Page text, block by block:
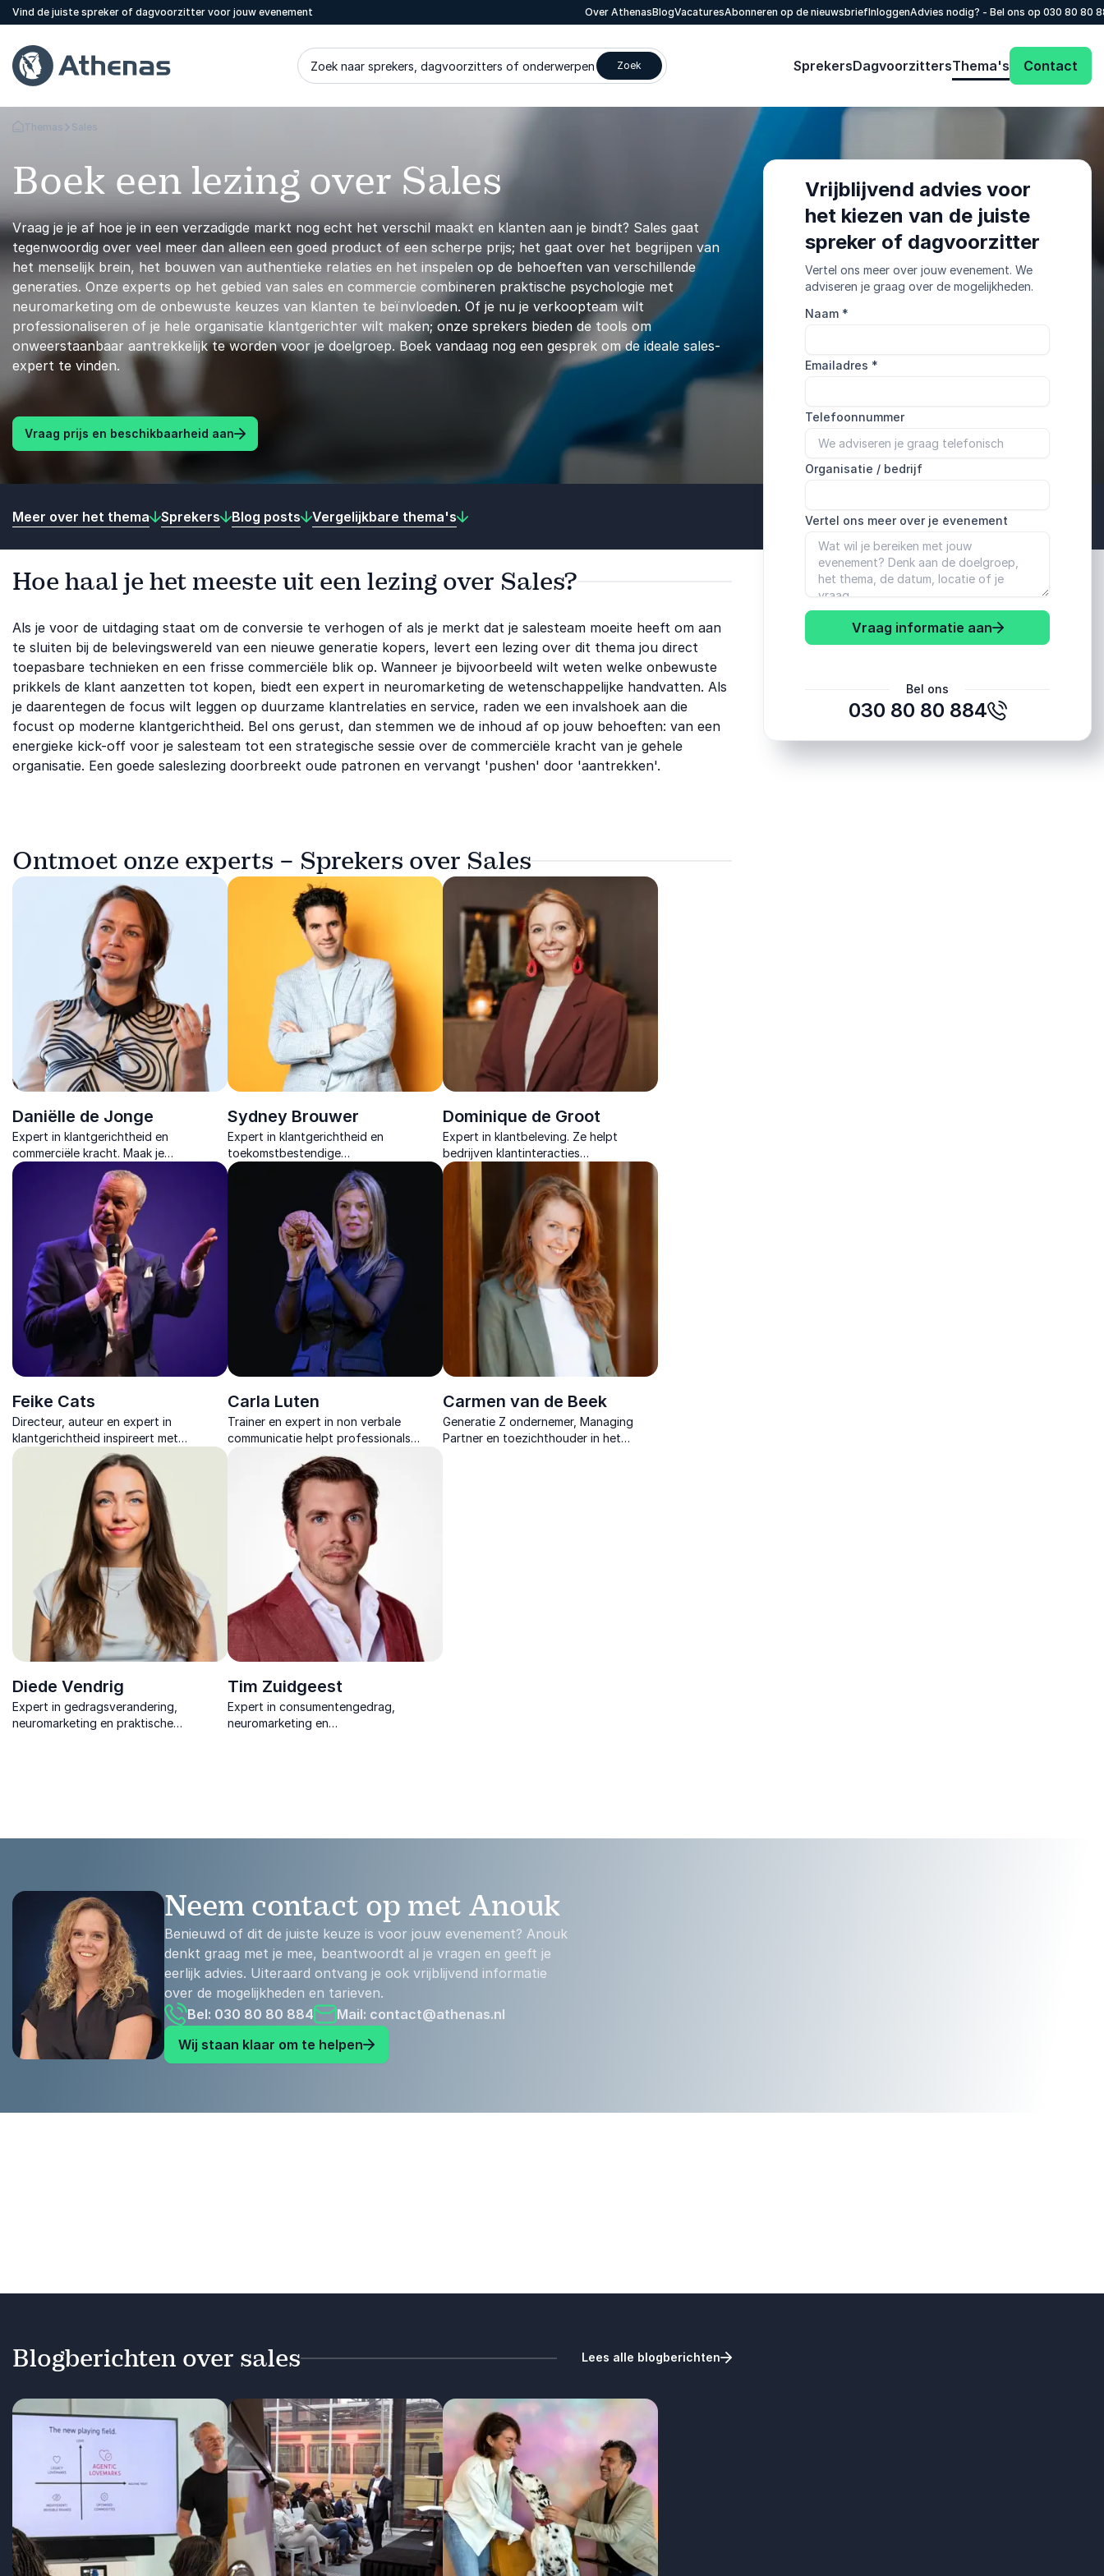
Vind de juiste spreker of dagvoorzitter voor jouw evenement Over AthenasBlogVacaturesAbonneren op de nieuwsbriefInloggenAdvies nodig? - Bel ons op 030 80 80
Zoek naar sprekers, dagvoorzitters of onderwerpen Zoek SprekersDagvoorzittersThema's Contact
Terug naar de startpagina
Themas Sales
Boek een lezing over Sales
Vraag je je af hoe je in een verzadigde markt nog echt het verschil maakt en klanten aan je bindt? Sales gaat
tegenwoordig over veel meer dan alleen een goed product of een scherpe prijs; het gaat over het begrijpen van
het menselijk brein, het bouwen van authentieke relaties en het inspelen op de behoeften van verschillende
generaties. Onze experts op het gebied van sales en commercie combineren praktische psychologie met
neuromarketing om de onbewuste keuzes van klanten te beïnvloeden. Of je nu je verkoopteam wilt
professionaliseren of je hele organisatie klantgerichter wilt maken; onze sprekers bieden de tools om
onweerstaanbaar aantrekkelijk te worden voor je doelgroep. Boek vandaag nog een gesprek om de ideale sales-
expert te vinden.
Vraag prijs en beschikbaarheid aan
Vrijblijvend advies voor
het kiezen van de juiste
spreker of dagvoorzitter
Vertel ons meer over jouw evenement. We
adviseren je graag over de mogelijkheden.
Naam *
Emailadres *
Telefoonnummer
Organisatie / bedrijf
Vertel ons meer over je evenement
Vraag informatie aan
Bel ons
030 80 80 884
Meer over het thema Sprekers Blog posts Vergelijkbare thema's
Hoe haal je het meeste uit een lezing over Sales?
Als je voor de uitdaging staat om de conversie te verhogen of als je merkt dat je salesteam moeite heeft om aan
te sluiten bij de belevingswereld van een nieuwe generatie kopers, levert een lezing over dit thema jou direct
toepasbare technieken en een frisse commerciële blik op. Wanneer je bijvoorbeeld wilt weten welke onbewuste
prikkels de klant aanzetten tot kopen, biedt een expert in neuromarketing de wetenschappelijke handvatten. Als
je daarentegen de focus wilt leggen op duurzame klantrelaties en service, raden we een invalshoek aan die
focust op moderne klantgerichtheid. Bel ons gerust, dan stemmen we de inhoud af op jouw behoeften: van een
energieke kick-off voor je salesteam tot een strategische sessie over de commerciële kracht van je gehele
organisatie. Een goede saleslezing doorbreekt oude patronen en vervangt 'pushen' door 'aantrekken'.
Ontmoet onze experts – Sprekers over Sales
Daniëlle de Jonge
Expert in klantgerichtheid en
commerciële kracht. Maak je
organisatie onweerstaanbaar
Sydney Brouwer
Expert in klantgerichtheid en
toekomstbestendige
organisatiecultuur. Hij helpt
organisaties klantgerichter en
wendbaarder te worden.
Dominique de Groot
Expert in klantbeleving. Ze helpt
bedrijven klantinteracties
transformeren in onvergetelijke
ervaringen die zorgen voor loyaliteit en
commerciële groei.
Feike Cats
Directeur, auteur en expert in
klantgerichtheid inspireert met
praktische inzichten over
enthousiasme, werkplezier en service
die direct tot actie leiden.
Carla Luten
Trainer en expert in non verbale
communicatie helpt professionals
gedrag en signalen beter begrijpen
voor meer impact en sterkere
verbinding
Carmen van de Beek
Generatie Z ondernemer, Managing
Partner en toezichthouder in het
Diede Vendrig
Expert in gedragsverandering,
neuromarketing en praktische
Tim Zuidgeest
Expert in consumentengedrag,
neuromarketing en
Neem contact op met Anouk
Benieuwd of dit de juiste keuze is voor jouw evenement? Anouk
denkt graag met je mee, beantwoordt al je vragen en geeft je
eerlijk advies. Uiteraard ontvang je ook vrijblijvend informatie
over de mogelijkheden en tarieven.
Bel: 030 80 80 884
Mail: contact@athenas.nl
Wij staan klaar om te helpen
Blogberichten over sales Lees alle blogberichten